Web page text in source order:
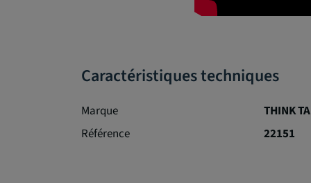
Caractéristiques techniques
Marque
THINK
Référence
22151